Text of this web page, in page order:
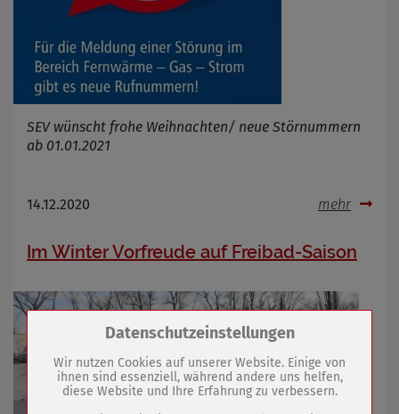
SEV wünscht frohe Weihnachten/ neue Störnummern
ab 01.01.2021
14.12.2020 mehr
Im Winter Vorfreude auf Freibad-Saison
Zum Betrieb der Seite notwendige Cookies /
Name
PHP Session Cookie
Datenschutzeinstellungen
Wir nutzen Cookies auf unserer Website. Einige von
ihnen sind essenziell, während andere uns helfen,
diese Website und Ihre Erfahrung zu verbessern.